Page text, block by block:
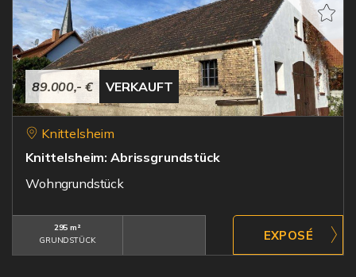
89.000,- € VERKAUFT
Knittelsheim
Knittelsheim: Abrissgrundstück
Wohngrundstück
295 m²
GRUNDSTÜCK